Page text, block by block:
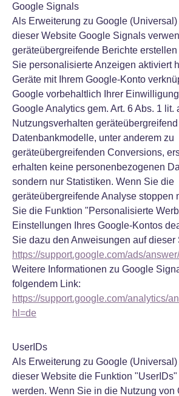
Google Signals
Als Erweiterung zu Google
dieser Website Google Signals
geräteübergreifende Berichte
Sie personalisierte Anzeigen aktiviert
Geräte mit Ihrem Google-Konto
Google vorbehaltlich Ihrer
Google Analytics gem. Art. 6 Abs. 1 lit.
Nutzungsverhalten
Datenbankmodelle, unter anderem zu
geräteübergreifenden Conversions,
erhalten keine personenbezogenen
sondern nur Statistiken. Wenn Sie die
geräteübergreifende Analyse stoppen
Sie die Funktion "Personalisierte
Einstellungen Ihres Google-Kontos
Sie dazu den Anweisungen auf dieser
https://support.google.com/ads/
Weitere Informationen zu Google
folgendem Link:
https://support.google.com/analytics/
hl=de
UserIDs
Als Erweiterung zu Google
dieser Website die Funktion
werden. Wenn Sie in die Nutzung von